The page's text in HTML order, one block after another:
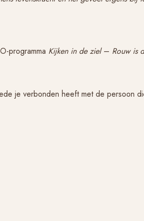
programma Kijken in de ziel– Rouw is
je verbonden heeft met de persoon